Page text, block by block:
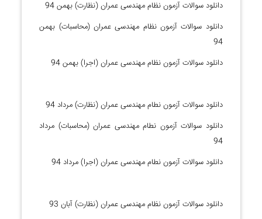
دانلود سوالات آزمون نظام مهندسی عمران (نظارت) بهمن 94
دانلود سوالات آزمون نظام مهندسی عمران (محاسبات) بهمن
94
دانلود سوالات آزمون نظام مهندسی عمران (اجرا) بهمن 94
دانلود سوالات آزمون نطام مهندسی عمران (نظارت) مرداد 94
دانلود سوالات آزمون نطام مهندسی عمران (محاسبات) مرداد
94
دانلود سوالات آزمون نطام مهندسی عمران (اجرا) مرداد 94
دانلود سوالات آزمون نظام مهندسی عمران (نظارت) آبان 93